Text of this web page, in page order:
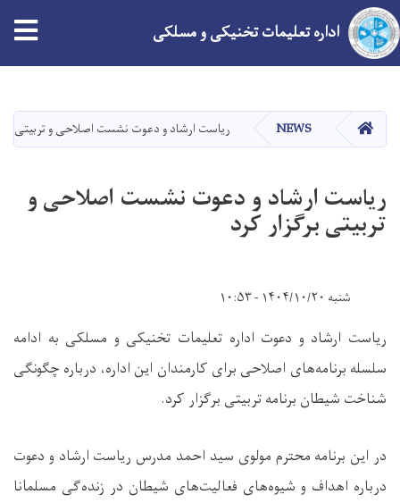
main
content
اداره تعلیمات تخنیکی و مسلکی
HOME
NEWS ریاست ارشاد و دعوت نشست اصلاحی و تربیتی
ریاست ارشاد و دعوت نشست اصلاحی و
تربیتی برگزار کرد
شنبه ۱۴۰۴/۱۰/۲۰ - ۱۰:۵۳
ریاست ارشاد و دعوت اداره تعلیمات تخنیکی و مسلکی به ادامه
سلسله برنامه‌های اصلاحی برای کارمندان این اداره، درباره چگونگی
شناخت شیطان برنامه تربیتی برگزار کرد.
در این برنامه محترم مولوی سید احمد مدرس ریاست ارشاد و دعوت
درباره اهداف و شیوه‌های فعالیت‌های شیطان در زنده‌گی مسلمانا